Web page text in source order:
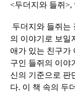
<두더지와 들쥐>,
두더지와 들쥐는
의 이야기로 보일
애가 있는 친구가
구인 들쥐의 이야
신의 기준으로 판
다. 이 책 속의 두